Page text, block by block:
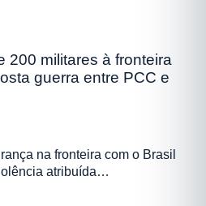
200 militares à fronteira
guerra entre PCC e
na fronteira com o Brasil
atribuída…